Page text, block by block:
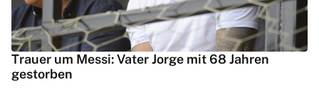
Trauer um Messi: Vater Jorge mit 68 Jahren
gestorben